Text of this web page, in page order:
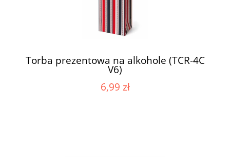
Torba prezentowa na alkohole (TCR-4C
V6)
6,99 zł